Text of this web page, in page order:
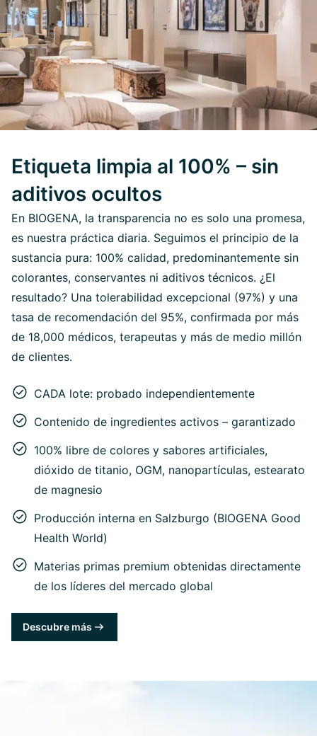
Etiqueta limpia al 100% – sin
aditivos ocultos
En BIOGENA, la transparencia no es solo una promesa,
es nuestra práctica diaria. Seguimos el principio de la
sustancia pura: 100% calidad, predominantemente sin
colorantes, conservantes ni aditivos técnicos. ¿El
resultado? Una tolerabilidad excepcional (97%) y una
tasa de recomendación del 95%, confirmada por más
de 18,000 médicos, terapeutas y más de medio millón
de clientes.
CADA lote: probado independientemente
Contenido de ingredientes activos – garantizado
100% libre de colores y sabores artificiales,
dióxido de titanio, OGM, nanopartículas, estearato
de magnesio
Producción interna en Salzburgo (BIOGENA Good
Health World)
Materias primas premium obtenidas directamente
de los líderes del mercado global
Descubre más